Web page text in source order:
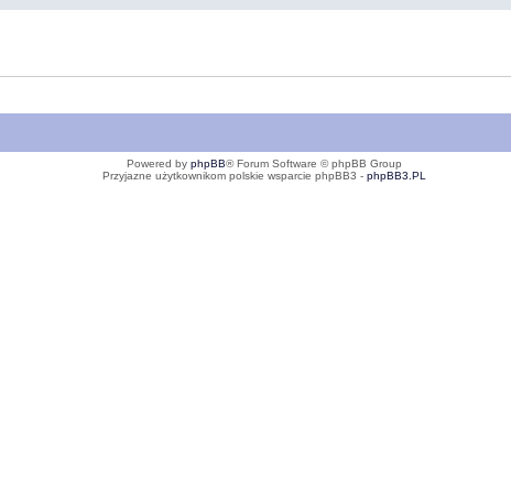
Powered by phpBB® Forum Software © phpBB Group
Przyjazne użytkownikom polskie wsparcie phpBB3 - phpBB3.PL